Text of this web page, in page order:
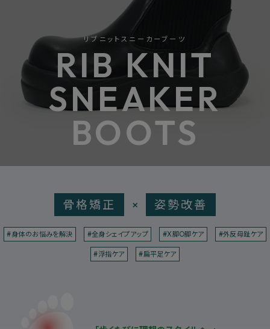
リブニットスニーカーブーツ
RIB KNIT
SNEAKER
BOOTS
骨格矯正 × 姿勢改善
#身体のお悩みを解決 #全身シェイプアップ #X脚O脚ケア #外反母趾ケア
#浮指ケア #扁平足ケア